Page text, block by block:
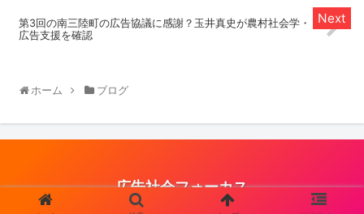
第3回の南三陸町の広告協議に感謝？玉井真史が農村社会学・
広告支援を確認
ホーム ブログ
広告社会フォーカス